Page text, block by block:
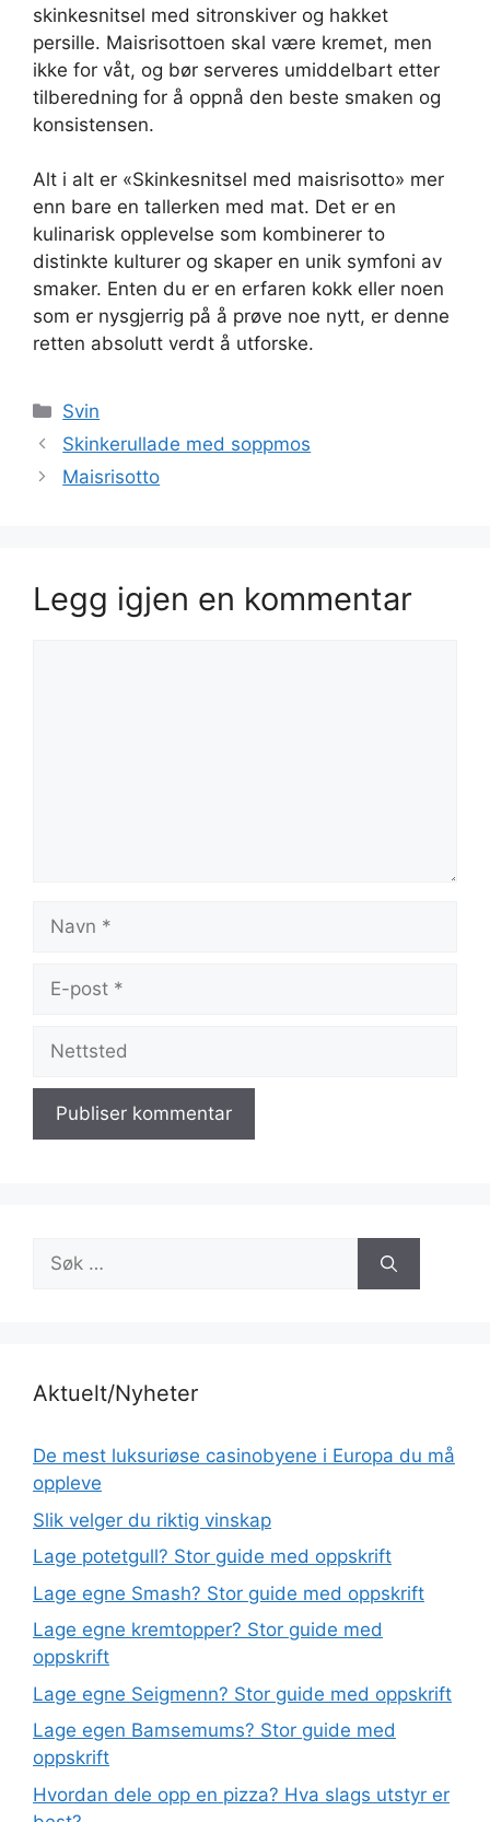
skinkesnitsel med sitronskiver og hakket
persille. Maisrisottoen skal være kremet, men
ikke for våt, og bør serveres umiddelbart etter
tilberedning for å oppnå den beste smaken og
konsistensen.
Alt i alt er «Skinkesnitsel med maisrisotto» mer
enn bare en tallerken med mat. Det er en
kulinarisk opplevelse som kombinerer to
distinkte kulturer og skaper en unik symfoni av
smaker. Enten du er en erfaren kokk eller noen
som er nysgjerrig på å prøve noe nytt, er denne
retten absolutt verdt å utforske.
Kategorier
Svin
Skinkerullade med soppmos
Maisrisotto
Legg igjen en kommentar
Navn
Nettsted
Søk
etter:
Aktuelt/Nyheter
De mest luksuriøse casinobyene i Europa du må
oppleve
Slik velger du riktig vinskap
Lage potetgull? Stor guide med oppskrift
Lage egne Smash? Stor guide med oppskrift
Lage egne kremtopper? Stor guide med
oppskrift
Lage egne Seigmenn? Stor guide med oppskrift
Lage egen Bamsemums? Stor guide med
oppskrift
Hvordan dele opp en pizza? Hva slags utstyr er